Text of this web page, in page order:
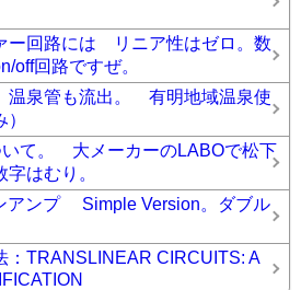
ー回路には リニア性はゼロ。数
off回路ですぜ。
泉管も流出。 有明地域温泉使
いて。 大メーカーのLABOで松下
はむり。
アンプ Simple Version。ダブル
：TRANSLINEAR CIRCUITS: A